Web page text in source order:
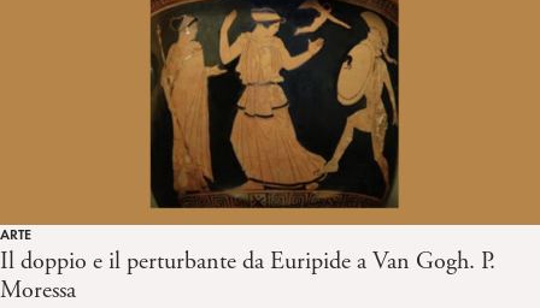
ARTE
Il doppio e il perturbante da Euripide a Van Gogh. P.
Moressa